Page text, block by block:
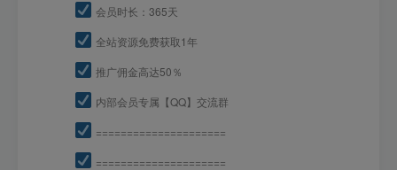
会员时长：365天
全站资源免费获取1年
推广佣金高达50％
内部会员专属【QQ】交流群
=====================
=====================